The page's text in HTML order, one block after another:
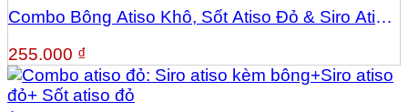
Combo Bông Atiso Khô, Sốt Atiso Đỏ & Siro Atiso
255.000 ₫